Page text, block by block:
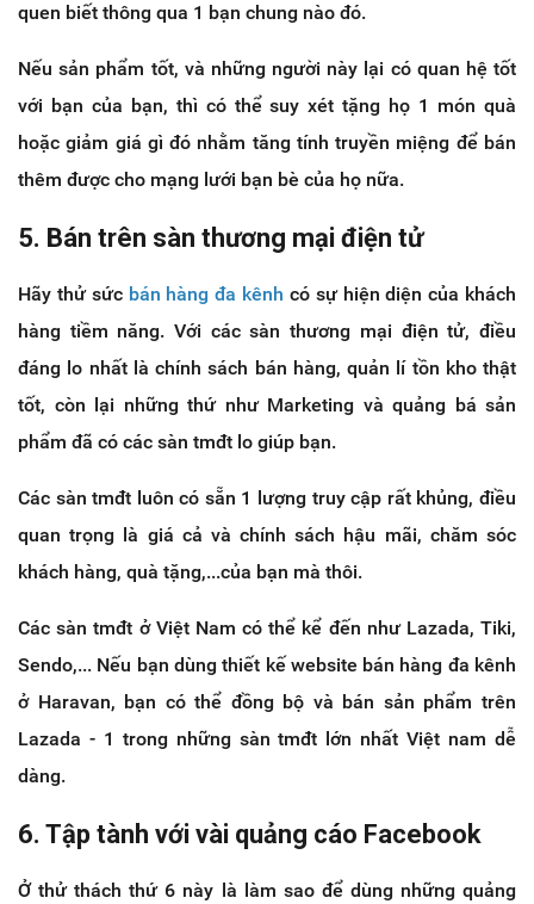
quen biết thông qua 1 bạn chung nào đó.
Nếu sản phẩm tốt, và những người này lại có quan hệ tốt
với bạn của bạn, thì có thể suy xét tặng họ 1 món quà
hoặc giảm giá gì đó nhằm tăng tính truyền miệng để bán
thêm được cho mạng lưới bạn bè của họ nữa.
5. Bán trên sàn thương mại điện tử
Hãy thử sức bán hàng đa kênh có sự hiện diện của khách
hàng tiềm năng. Với các sàn thương mại điện tử, điều
đáng lo nhất là chính sách bán hàng, quản lí tồn kho thật
tốt, còn lại những thứ như Marketing và quảng bá sản
phẩm đã có các sàn tmđt lo giúp bạn.
Các sàn tmđt luôn có sẵn 1 lượng truy cập rất khủng, điều
quan trọng là giá cả và chính sách hậu mãi, chăm sóc
khách hàng, quà tặng,...của bạn mà thôi.
Các sàn tmđt ở Việt Nam có thể kể đến như Lazada, Tiki,
Sendo,... Nếu bạn dùng thiết kế website bán hàng đa kênh
ở Haravan, bạn có thể đồng bộ và bán sản phẩm trên
Lazada - 1 trong những sàn tmđt lớn nhất Việt nam dễ
dàng.
6. Tập tành với vài quảng cáo Facebook
Ở thử thách thứ 6 này là làm sao để dùng những quảng